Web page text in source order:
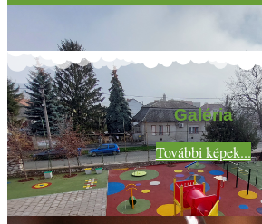
Galéria
További képek...